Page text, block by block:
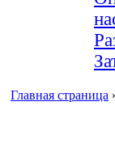
Главная страница